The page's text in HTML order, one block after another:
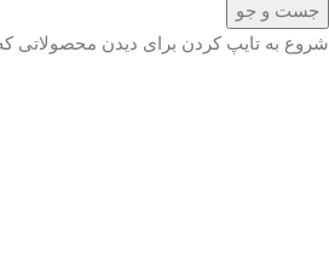
جست و جو
شروع به تایپ کردن برای دیدن محصولاتی